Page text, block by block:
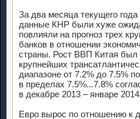
За два месяца текущего
данные КНР были хуже
повлияли на прогноз трех
банков в отношении
страны. Рост ВВП Китая был
крупнейших
диапазоне от 7.2% до 7.5%
в пределах 7.5%...7.8%
в декабре 2013 – январе 2014
Евро вырос по отношению к